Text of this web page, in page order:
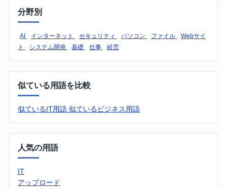
分野別
AI インターネット セキュリティ パソコン ファイル
Webサイ
ト
システム開発 基礎 仕事 経営
似ている用語を比較
似ているIT用語 似ているビジネス用語
人気の用語
IT
アップロード